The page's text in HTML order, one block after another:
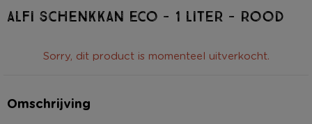
Alfi schenkkan eco - 1 liter - rood
Sorry, dit product is momenteel uitverkocht.
Omschrijving